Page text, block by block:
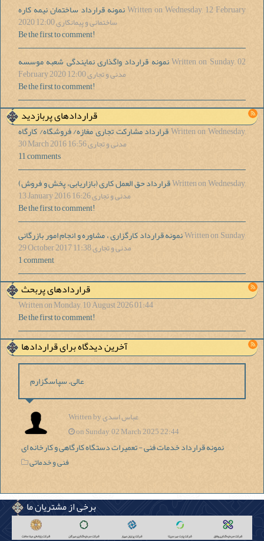
نمونه قرارداد ساختمان نیمه کارهWritten on Wednesday, 12 February
2020 12:00ساختمانی و پیمانکاری
Be the first to comment!
نمونه قرارداد واگذاری نمایندگی شعبه موسسهWritten on Sunday, 02
February 2020 12:00مدنی و تجاری
Be the first to comment!
قراردادهای پربازدید
قرارداد مشاركت تجاری مغازه/ فروشگاه/ کارگاهWritten on Wednesday,
30 March 2016 16:56مدنی و تجاری
11 comments
(قرارداد حق العمل کاری (بازاریابی، پخش و فروشWritten on Wednesday,
13 January 2016 16:26مدنی و تجاری
Be the first to comment!
نمونه قرارداد کارگزاری ، مشاوره و انجام امور بازرگانیWritten on Sunday,
29 October 2017 11:38مدنی و تجاری
1 comment
قراردادهای پربحث
Written on Monday, 10 August 2026 01:44
Be the first to comment!
آخرین دیدگاه برای قراردادها
عالی. سپاسگزارم
Written by عباس اسدی
on Sunday, 02 March 2025 22:44
نمونه قرارداد خدمات فنی - تعمیرات دستگاه کارگاهی و کارخانه ای
فنی و خدماتی
برخی از مشتریان ما